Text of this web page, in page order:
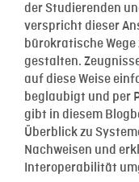
der Studierenden
verspricht dieser
bürokratische
gestalten.
auf diese Weise
beglaubigt und per
gibt in diesem
Überblick zu
Nachweisen und
Interoperabilität